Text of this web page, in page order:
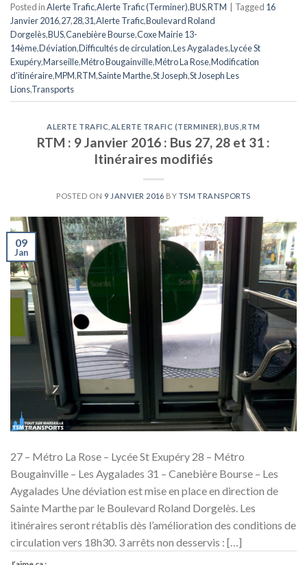
Posted inAlerte Trafic,Alerte Trafic (Terminer),BUS,RTM Tagged 16
Janvier 2016,27,28,31,Alerte Trafic,Boulevard Roland
Dorgelès,BUS,Canebière Bourse,Coxe Mairie 13-
14ème,Déviation,Difficultés de circulation,Les Aygalades,Lycée St
Exupéry,Marseille,Métro Bougainville,Métro La Rose,Modification
d'itinéraire,MPM,RTM,Sainte Marthe,St Joseph,St Joseph Les
Lions,Transports
ALERTE TRAFIC ALERTE TRAFIC (TERMINER) BUS ,RTM
RTM : 9 Janvier 2016 : Bus 27, 28 et 31 :
Itinéraires modifiés
POSTED ON 9 JANVIER 2016 BY TSM TRANSPORTS
09
Jan
27 – Métro La Rose – Lycée St Exupéry 28 – Métro
Bougainville – Les Aygalades 31 – Canebière Bourse – Les
Aygalades Une déviation est mise en place en direction de
Sainte Marthe par le Boulevard Roland Dorgelès. Les
itinéraires seront rétablis dès l’amélioration des conditions de
circulation vers 18h30. 3 arrêts non desservis : […]